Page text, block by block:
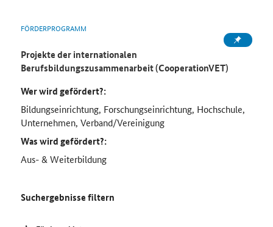
FÖRDERPROGRAMM
Projekte der internationalen
Berufsbildungszusammenarbeit (CooperationVET)
Wer wird gefördert?:
Bildungseinrichtung, Forschungseinrichtung, Hochschule,
Unternehmen, Verband/Vereinigung
Was wird gefördert?:
Aus- & Weiterbildung
Suchergebnisse filtern